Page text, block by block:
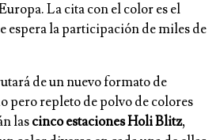
La cita con el color es el
espera la participación de miles de
de un nuevo formato de
pero repleto de polvo de colores
lascinco estacionesHoli Blitz,